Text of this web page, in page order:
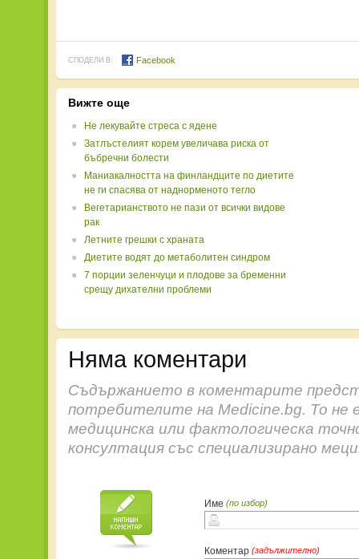
СПОДЕЛИ В: Facebook
Вижте още
Не лекувайте стреса с ядене
Затлъстелият корем увеличава риска от
бъбречни болести
Маниакалността на финландците по диетите
не ги спасява от наднорменото тегло
Вегетарианството не пази от всички видове
рак
Летните грешки с храната
Диетите водят до метаболитен синдром
7 порции зеленчуци и плодове за бременни
срещу дихателни проблеми
Няма коментари
Съдържанието в коментарите
потребителите на Medicine.bg. То не
медицинска или фактологическа
консултация със специализирано
Име (по избор)
Коментар (задължително)